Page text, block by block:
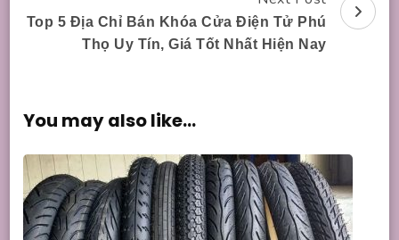
Top 5 Địa Chỉ Bán Khóa Cửa Điện Tử Phú
Thọ Uy Tín, Giá Tốt Nhất Hiện Nay
You may also like...